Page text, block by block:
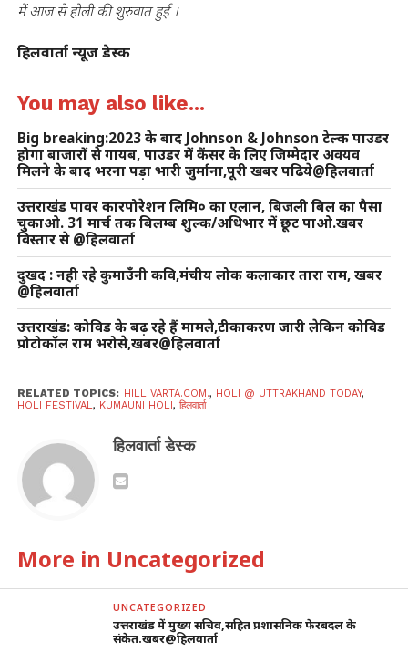
में आज से होली की शुरुवात हुई ।
हिलवार्ता न्यूज डेस्क
You may also like...
Big breaking:2023 के बाद Johnson & Johnson टेल्क पाउडर
होगा बाजारों से गायब, पाउडर में कैंसर के लिए जिम्मेदार अवयव
मिलने के बाद भरना पड़ा भारी जुर्माना,पूरी खबर पढिये@हिलवार्ता
उत्तराखंड पावर कारपोरेशन लिमि० का एलान, बिजली बिल का पैसा
चुकाओ. 31 मार्च तक बिलम्ब शुल्क/अधिभार में छूट पाओ.खबर
विस्तार से @हिलवार्ता
दुखद : नही रहे कुमाउँनी कवि,मंचीय लोक कलाकार तारा राम, खबर
@हिलवार्ता
उत्तराखंड: कोविड के बढ़ रहे हैं मामले,टीकाकरण जारी लेकिन कोविड
प्रोटोकॉल राम भरोसे,खबर@हिलवार्ता
RELATED TOPICS: HILL VARTA.COM., HOLI @ UTTRAKHAND TODAY,
HOLI FESTIVAL, KUMAUNI HOLI, हिलवार्ता
हिलवार्ता डेस्क
More in Uncategorized
UNCATEGORIZED
उत्तराखंड में मुख्य सचिव,सहित प्रशासनिक फेरबदल के
संकेत.खबर@हिलवार्ता